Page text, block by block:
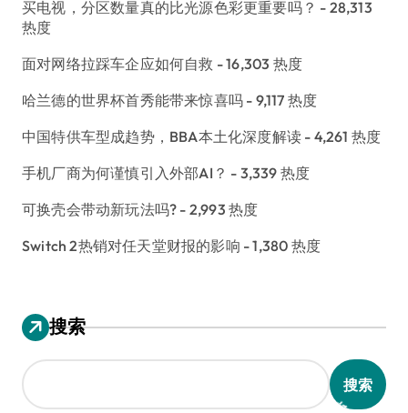
买电视，分区数量真的比光源色彩更重要吗？ - 28,313
热度
面对网络拉踩车企应如何自救 - 16,303 热度
哈兰德的世界杯首秀能带来惊喜吗 - 9,117 热度
中国特供车型成趋势，BBA本土化深度解读 - 4,261 热度
手机厂商为何谨慎引入外部AI？ - 3,339 热度
可换壳会带动新玩法吗? - 2,993 热度
Switch 2热销对任天堂财报的影响 - 1,380 热度
搜索
搜索